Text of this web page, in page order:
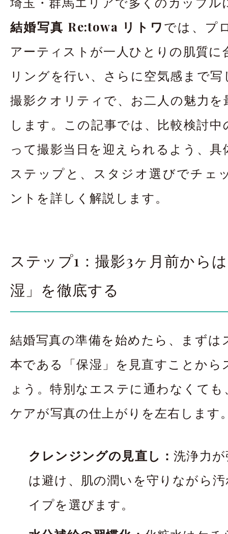
結婚写真 Re:towa リトワでは、プ
アーティストが一人ひとりの肌質に
リングを行い、さらに空気感まで
撮影クオリティで、お二人の魅力を
します。この記事では、比較検討
って撮影当日を迎えられるよう、
ステップと、スタジオ選びでチェ
ントを詳しく解説します。
ステップ1：撮影3ヶ月前から
湿」を徹底する
結婚写真の準備を始めたら、まずは
本である「保湿」を見直すことから
ょう。特別なエステに通わなくて
ケアが写真の仕上がりを左右します
クレンジングの見直し：洗浄力
は避け、肌の潤いを守りながら
イプを選びます。